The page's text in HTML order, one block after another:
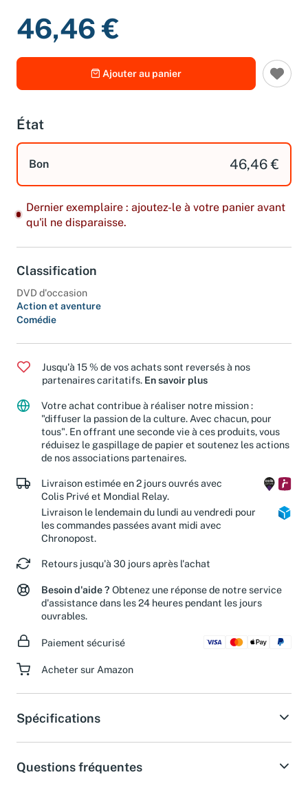
46,46 €
Ajouter au panier
État
Bon 46,46 €
Dernier exemplaire : ajoutez-le à votre panier avant
qu'il ne disparaisse.
Classification
DVD d'occasion
Action et aventure
Comédie
Jusqu'à 15 % de vos achats sont reversés à nos
partenaires caritatifs. En savoir plus
Votre achat contribue à réaliser notre mission :
"diffuser la passion de la culture. Avec chacun, pour
tous". En offrant une seconde vie à ces produits, vous
réduisez le gaspillage de papier et soutenez les actions
de nos associations partenaires.
Livraison estimée en 2 jours ouvrés avec
Colis Privé et Mondial Relay.
Livraison le lendemain du lundi au vendredi pour
les commandes passées avant midi avec
Chronopost.
Retours jusqu'à 30 jours après l'achat
Besoin d'aide ? Obtenez une réponse de notre service
d'assistance dans les 24 heures pendant les jours
ouvrables.
Paiement sécurisé
Acheter sur Amazon
Spécifications
Questions fréquentes